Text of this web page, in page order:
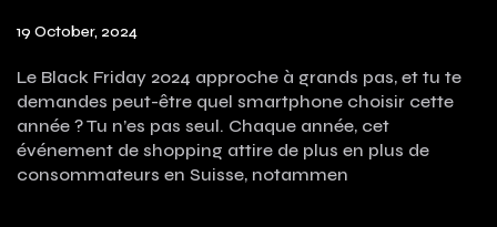
19 October, 2024
Le Black Friday 2024 approche à grands pas, et tu te
demandes peut-être quel smartphone choisir cette
année ? Tu n’es pas seul. Chaque année, cet
événement de shopping attire de plus en plus de
consommateurs en Suisse, notammen